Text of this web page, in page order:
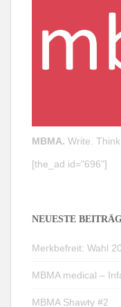
MBMA. Write.
[the_ad id="696"]
NEUESTE
Merkbefreit: Wahl
MBMA medical –
MBMA Shawty #2